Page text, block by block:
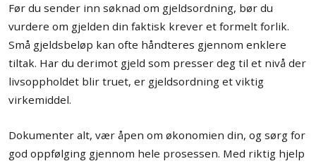
Før du sender inn søknad om gjeldsordning, bør du
vurdere om gjelden din faktisk krever et formelt forlik.
Små gjeldsbeløp kan ofte håndteres gjennom enklere
tiltak. Har du derimot gjeld som presser deg til et nivå der
livsoppholdet blir truet, er gjeldsordning et viktig
virkemiddel.
Dokumenter alt, vær åpen om økonomien din, og sørg for
god oppfølging gjennom hele prosessen. Med riktig hjelp